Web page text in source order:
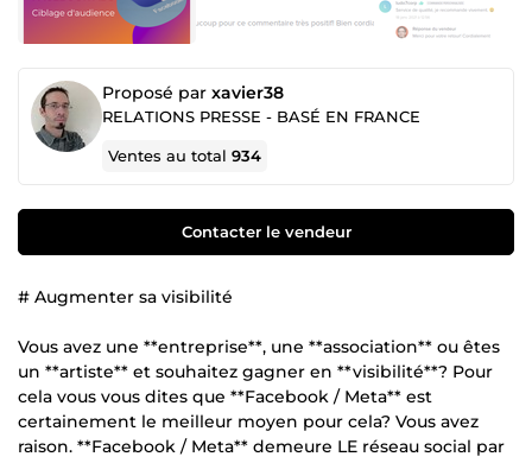
Proposé par xavier38
RELATIONS PRESSE - BASÉ EN FRANCE
Ventes au total934
Contacter le vendeur
# Augmenter sa visibilité
Vous avez une **entreprise**, une **association** ou êtes
un **artiste** et souhaitez gagner en **visibilité**? Pour
cela vous vous dites que **Facebook / Meta** est
certainement le meilleur moyen pour cela? Vous avez
raison. **Facebook / Meta** demeure LE réseau social par